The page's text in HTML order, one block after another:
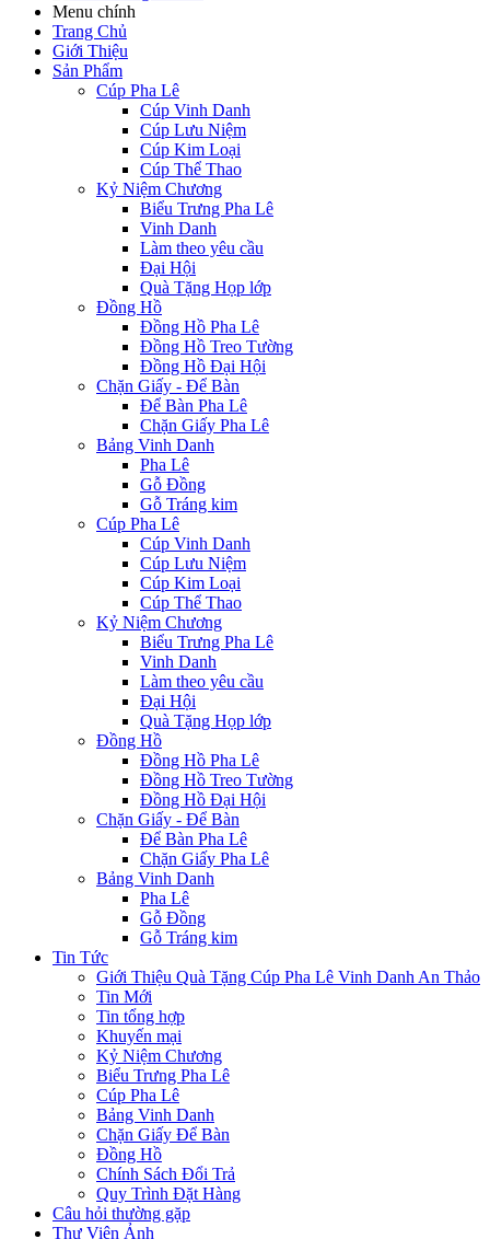
Menu chính
Trang Chủ
Giới Thiệu
Sản Phẩm
Cúp Pha Lê
Cúp Vinh Danh
Cúp Lưu Niệm
Cúp Kim Loại
Cúp Thể Thao
Kỷ Niệm Chương
Biểu Trưng Pha Lê
Vinh Danh
Làm theo yêu cầu
Đại Hội
Quà Tặng Họp lớp
Đồng Hồ
Đồng Hồ Pha Lê
Đồng Hồ Treo Tường
Đồng Hồ Đại Hội
Chặn Giấy - Để Bàn
Để Bàn Pha Lê
Chặn Giấy Pha Lê
Bảng Vinh Danh
Pha Lê
Gỗ Đồng
Gỗ Tráng kim
Cúp Pha Lê
Cúp Vinh Danh
Cúp Lưu Niệm
Cúp Kim Loại
Cúp Thể Thao
Kỷ Niệm Chương
Biểu Trưng Pha Lê
Vinh Danh
Làm theo yêu cầu
Đại Hội
Quà Tặng Họp lớp
Đồng Hồ
Đồng Hồ Pha Lê
Đồng Hồ Treo Tường
Đồng Hồ Đại Hội
Chặn Giấy - Để Bàn
Để Bàn Pha Lê
Chặn Giấy Pha Lê
Bảng Vinh Danh
Pha Lê
Gỗ Đồng
Gỗ Tráng kim
Tin Tức
Giới Thiệu Quà Tặng Cúp Pha Lê Vinh Danh An Thảo
Tin Mới
Tin tổng hợp
Khuyến mại
Kỷ Niệm Chương
Biểu Trưng Pha Lê
Cúp Pha Lê
Bảng Vinh Danh
Chặn Giấy Để Bàn
Đồng Hồ
Chính Sách Đổi Trả
Quy Trình Đặt Hàng
Câu hỏi thường gặp
Thư Viện Ảnh